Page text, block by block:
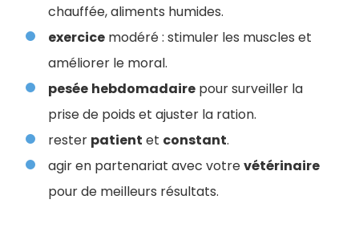
chauffée, aliments humides.
exercice modéré : stimuler les muscles et
améliorer le moral.
pesée hebdomadaire pour surveiller la
prise de poids et ajuster la ration.
rester patient et constant.
agir en partenariat avec votrevétérinaire
pour de meilleurs résultats.